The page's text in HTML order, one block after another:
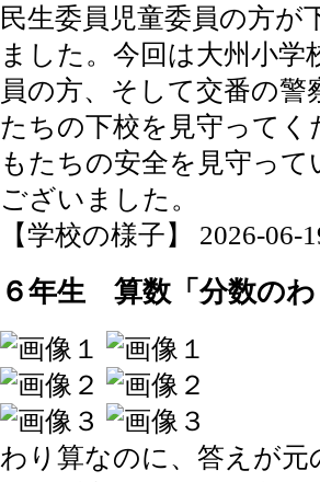
民生委員児童委員の方
ました。今回は大州小学
員の方、そして交番の
たちの下校を見守って
もたちの安全を見守っ
ございました。
【学校の様子】 2026-06-
６年生 算数「分数の
わり算なのに、答えが